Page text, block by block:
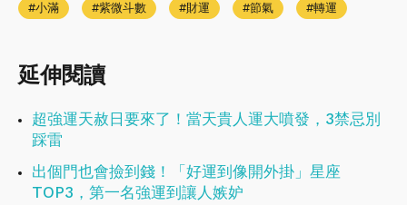
小滿 紫微斗數 財運 節氣 轉運
延伸閱讀
超強運天赦日要來了！當天貴人運大噴發，3禁忌別
踩雷
出個門也會撿到錢！「好運到像開外掛」星座
TOP3，第一名強運到讓人嫉妒